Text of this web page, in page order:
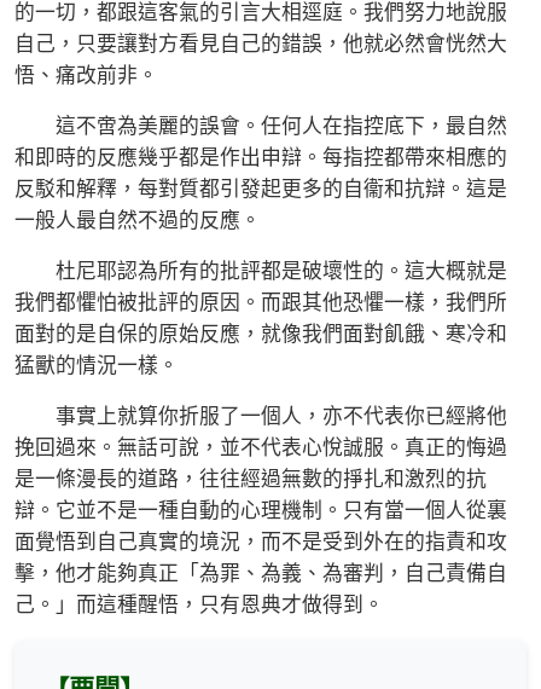
的一切，都跟這客氣的引言大相逕庭。我們努力地說服
自己，只要讓對方看見自己的錯誤，他就必然會恍然大
悟、痛改前非。
這不啻為美麗的誤會。任何人在指控底下，最自然
和即時的反應幾乎都是作出申辯。每指控都帶來相應的
反駁和解釋，每對質都引發起更多的自衞和抗辯。這是
一般人最自然不過的反應。
杜尼耶認為所有的批評都是破壞性的。這大概就是
我們都懼怕被批評的原因。而跟其他恐懼一樣，我們所
面對的是自保的原始反應，就像我們面對飢餓、寒冷和
猛獸的情況一樣。
事實上就算你折服了一個人，亦不代表你已經將他
挽回過來。無話可說，並不代表心悅誠服。真正的悔過
是一條漫長的道路，往往經過無數的掙扎和激烈的抗
辯。它並不是一種自動的心理機制。只有當一個人從裏
面覺悟到自己真實的境況，而不是受到外在的指責和攻
擊，他才能夠真正「為罪、為義、為審判，自己責備自
己。」而這種醒悟，只有恩典才做得到。